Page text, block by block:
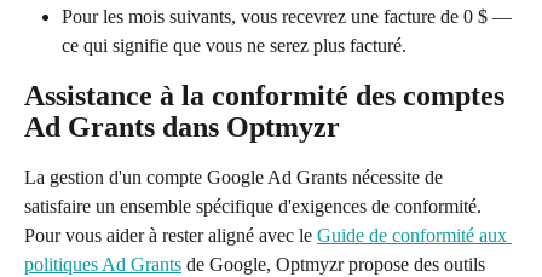
Pour les mois suivants, vous recevrez une facture de 0 $ —
ce qui signifie que vous ne serez plus facturé.
Assistance à la conformité des comptes
Ad Grants dans Optmyzr
La gestion d'un compte Google Ad Grants nécessite de
satisfaire un ensemble spécifique d'exigences de conformité.
Pour vous aider à rester aligné avec le Guide de conformité aux
politiques Ad Grants de Google, Optmyzr propose des outils